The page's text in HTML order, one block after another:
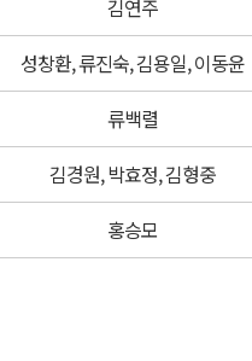
김연주
성창환, 류진숙, 김용일, 이동윤
류백렬
김경원, 박효정, 김형중
홍승모